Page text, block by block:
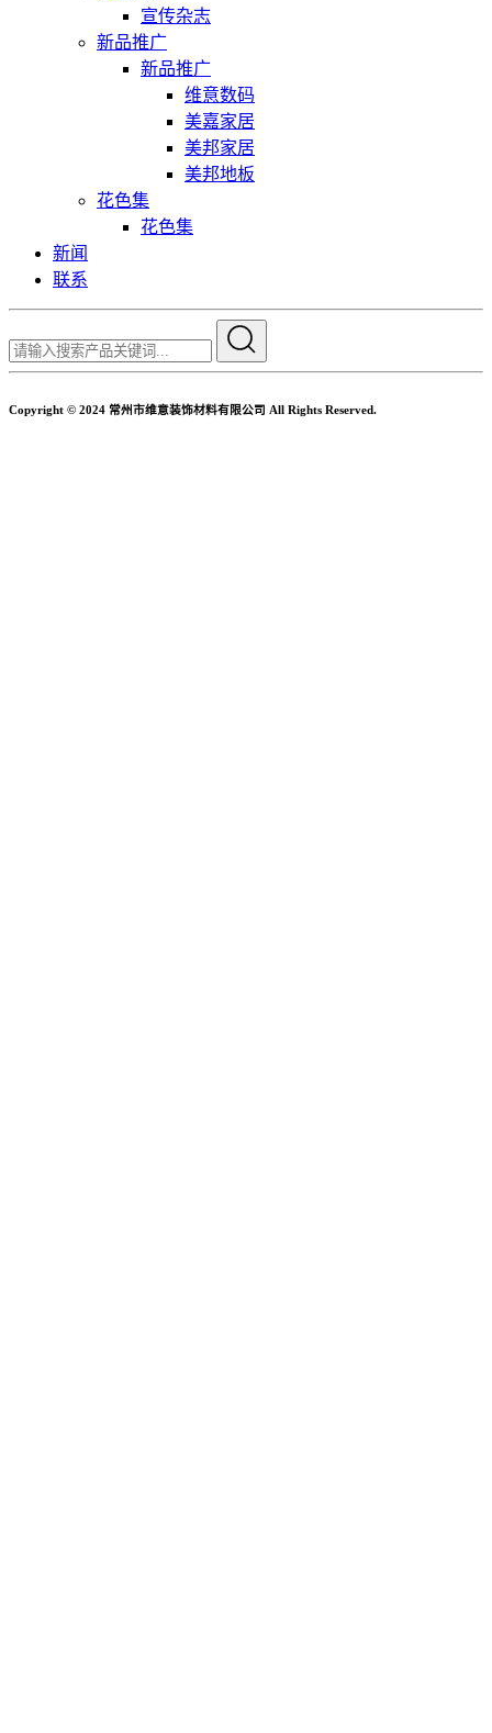
宣传杂志
新品推广
新品推广
维意数码
美嘉家居
美邦家居
美邦地板
花色集
花色集
新闻
联系
Copyright © 2024 常州市维意装饰材料有限公司 All Rights Reserved.